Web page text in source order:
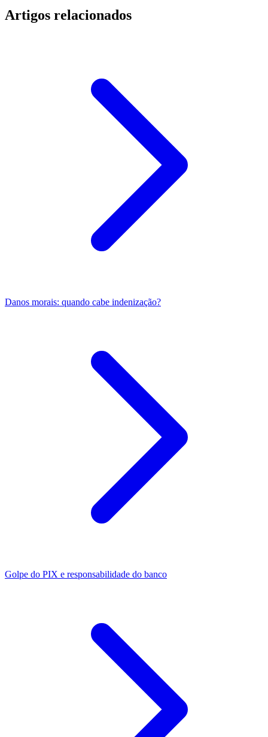
Artigos relacionados
Danos morais: quando cabe indenização?
Golpe do PIX e responsabilidade do banco